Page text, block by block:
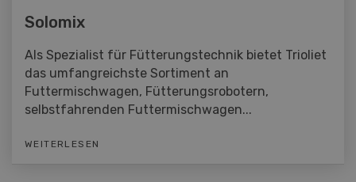
Solomix
Als Spezialist für Fütterungstechnik bietet Trioliet
das umfangreichste Sortiment an
Futtermischwagen, Fütterungsrobotern,
selbstfahrenden Futtermischwagen...
WEITERLESEN